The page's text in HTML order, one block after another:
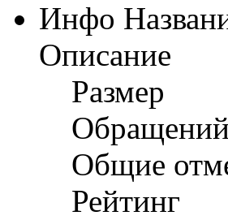
Инфо
Описание
Размер
Обращений
Общие
Рейтинг